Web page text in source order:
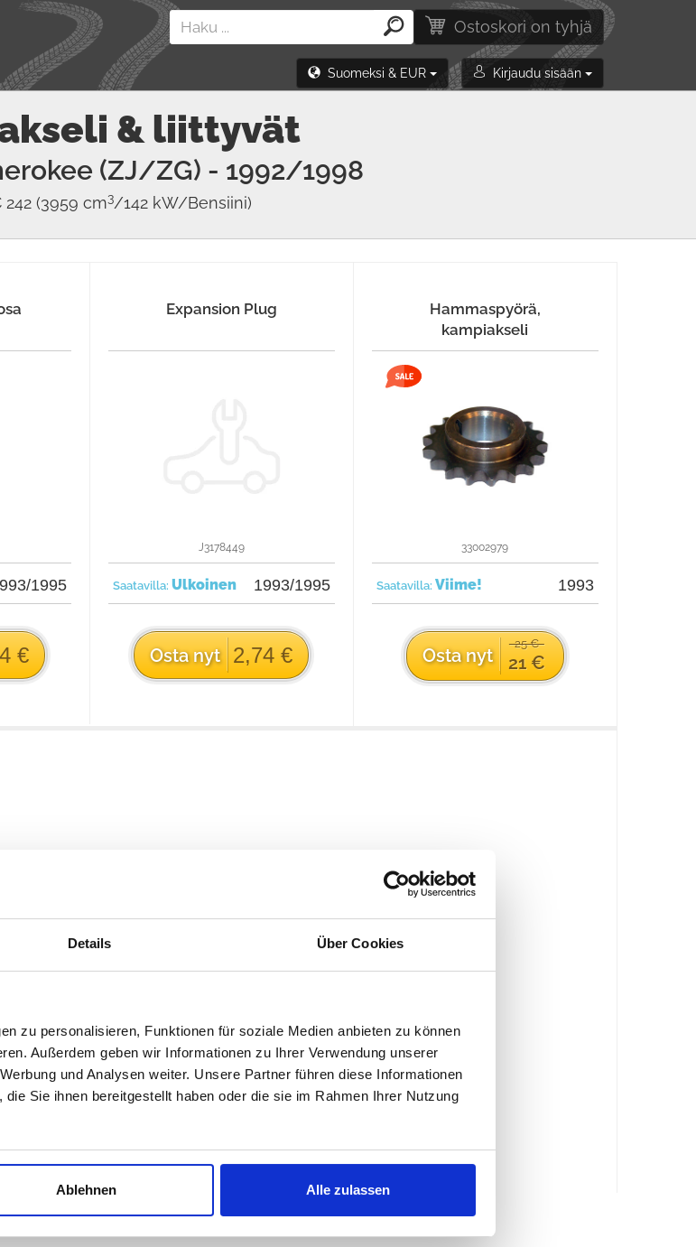
Details Über Cookies
zu personalisieren, Funktionen für soziale Medien anbieten zu können
Außerdem geben wir Informationen zu Ihrer Verwendung unserer
und Analysen weiter. Unsere Partner führen diese Informationen
Sie ihnen bereitgestellt haben oder die sie im Rahmen Ihrer Nutzung
Ablehnen Alle zulassen
Ostoskori on tyhjä
Suomeksi & EUR Kirjaudu sisään
& liittyvät
(ZJ/ZG) - 1992/1998
242 (3959 cm3/142 kW/Bensiini)
1995
€
Expansion Plug
J3178449
Saatavilla: Ulkoinen 1993/1995
Osta nyt 2,74 €
Hammaspyörä,
kampiakseli
33002979
Saatavilla: Viime! 1993
Osta nyt
25 €
21 €